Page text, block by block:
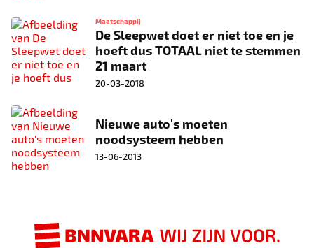
Maatschappij
De Sleepwet doet er niet toe en je
hoeft dus TOTAAL niet te stemmen
21 maart
20-03-2018
Nieuwe auto's moeten
noodsysteem hebben
13-06-2013